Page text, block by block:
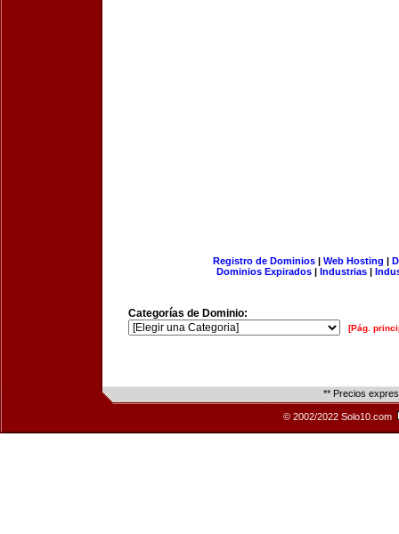
Registro de Dominios| Web Hosting |
Dominios Expirados | Industrias |
Categorías de Dominio:
[Pág.
** Precios
© 2002/2022 Solo10.com